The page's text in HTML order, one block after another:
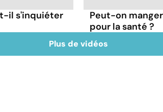
il s'inquiéter
Peut-on
pour la santé ?
Plus de vidéos